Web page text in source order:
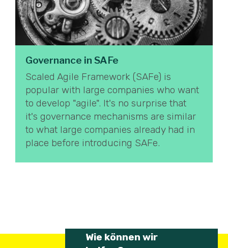
Governance in SAFe
Scaled Agile Framework (SAFe) is
popular with large companies who want
to develop "agile". It's no surprise that
it's governance mechanisms are similar
to what large companies already had in
place before introducing SAFe.
Wie können wir